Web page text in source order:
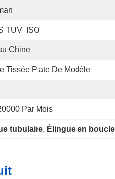
TUV  ISO
Chine
Tissée Plate De Modèle
Par Mois
tubulaire, Élingue en boucle